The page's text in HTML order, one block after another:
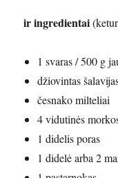
ir ingredientai
1 svaras / 500 g
džiovintas
česnako milteliai
4 vidutinės
1 didelis poras
1 didelė arba 2